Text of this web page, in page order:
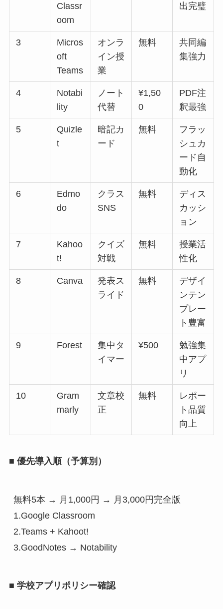
Classr
oom
出完璧
3
Micros
oft
Teams
オンラ
イン授
業
無料
共同編
集強力
4
Notabi
lity
ノート
代替
¥1,50
0
PDF注
釈最強
5
Quizle
t
暗記カ
ード
無料
フラッ
シュカ
ード自
動化
6
Edmo
do
クラス
SNS
無料
ディス
カッシ
ョン
7
Kahoo
t!
クイズ
対戦
無料
授業活
性化
8 Canva
発表ス
ライド
無料
デザイ
ンテン
プレー
ト豊富
9 Forest
集中タ
イマー
¥500
勉強集
中アプ
リ
10
Gram
marly
文章校
正
無料
レポー
ト品質
向上
■ 優先導入順（予算別）
無料5本 → 月1,000円 → 月3,000円完全版
1.Google Classroom
2.Teams + Kahoot!
3.GoodNotes → Notability
■ 学校アプリポリシー確認